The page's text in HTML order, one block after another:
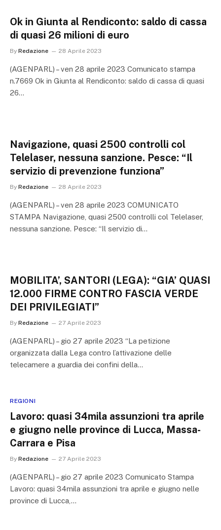
Ok in Giunta al Rendiconto: saldo di cassa
di quasi 26 milioni di euro
By Redazione 28 Aprile 2023
(AGENPARL) – ven 28 aprile 2023 Comunicato stampa
n.7669 Ok in Giunta al Rendiconto: saldo di cassa di quasi
26…
Navigazione, quasi 2500 controlli col
Telelaser, nessuna sanzione. Pesce: “Il
servizio di prevenzione funziona”
By Redazione 28 Aprile 2023
(AGENPARL) – ven 28 aprile 2023 COMUNICATO
STAMPA Navigazione, quasi 2500 controlli col Telelaser,
nessuna sanzione. Pesce: “Il servizio di…
MOBILITA’, SANTORI (LEGA): “GIA’ QUASI
12.000 FIRME CONTRO FASCIA VERDE
DEI PRIVILEGIATI”
By Redazione 27 Aprile 2023
(AGENPARL) – gio 27 aprile 2023 “La petizione
organizzata dalla Lega contro l’attivazione delle
telecamere a guardia dei confini della…
REGIONI
Lavoro: quasi 34mila assunzioni tra aprile
e giugno nelle province di Lucca, Massa-
Carrara e Pisa
By Redazione 27 Aprile 2023
(AGENPARL) – gio 27 aprile 2023 Comunicato Stampa
Lavoro: quasi 34mila assunzioni tra aprile e giugno nelle
province di Lucca,…